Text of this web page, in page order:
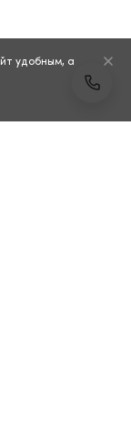
удобным, а